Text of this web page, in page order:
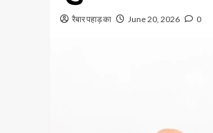
रैबार पहाड़ का June 20, 2026 0